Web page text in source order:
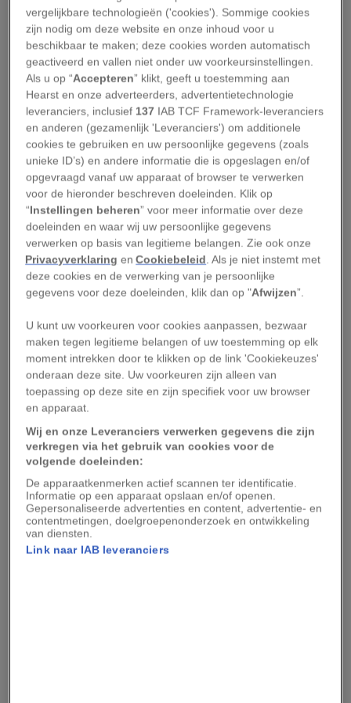
en 25 april)
Een van de uitgebreidste feesten van de
Middeleeuwenwerd in april gevierd: Pasen. De
herdenking van de wederopstanding van
Christus stond centraal in het kerkelijke leven.
Het was dan ook vanzelfsprekend dat er met dit
feest elk jaar groots werd uitgepakt.
Leestip:Reizen in de Middeleeuwen: ‘Er was veel
nieuwsgierigheid naar de buitenwereld’
De vastentijd, de veertig dagen voorafgaand aan
Pasen, was erg belangrijk. In deze periode mocht
genuttigd. Des te meer reden om tijdens het
paasfeest rijkelijk te eten en te drinken. In
stedenenkastelenwerden grote banketten
gehouden, terwijl kerken volstroomden voor
missen en processies.
2. Kerstmis (25 december)
Een feestdag die zowel in de Middeleeuwen als
nu tot de belangrijkste binnen het christendom
behoort, is Kerstmis. In de Vroege
vergelijkbare technologieën ('cookies'). Sommige cookies
zijn nodig om deze website en onze inhoud voor u
beschikbaar te maken; deze cookies worden automatisch
geactiveerd en vallen niet onder uw voorkeursinstellingen.
Als u op “Accepteren” klikt, geeft u toestemming aan
Hearst en onze adverteerders, advertentietechnologie
leveranciers, inclusief 137 IAB TCF Framework-leveranciers
en anderen (gezamenlijk 'Leveranciers') om additionele
cookies te gebruiken en uw persoonlijke gegevens (zoals
unieke ID’s) en andere informatie die is opgeslagen en/of
opgevraagd vanaf uw apparaat of browser te verwerken
voor de hieronder beschreven doeleinden. Klik op
“Instellingen beheren” voor meer informatie over deze
doeleinden en waar wij uw persoonlijke gegevens
verwerken op basis van legitieme belangen. Zie ook onze
Privacyverklaring enCookiebeleid. Als je niet instemt met
deze cookies en de verwerking van je persoonlijke
gegevens voor deze doeleinden, klik dan op "Afwijzen”.
U kunt uw voorkeuren voor cookies aanpassen, bezwaar
maken tegen legitieme belangen of uw toestemming op elk
moment intrekken door te klikken op de link 'Cookiekeuzes'
onderaan deze site. Uw voorkeuren zijn alleen van
toepassing op deze site en zijn specifiek voor uw browser
en apparaat.
Wij en onze Leveranciers verwerken gegevens die zijn
verkregen via het gebruik van cookies voor de
volgende doeleinden:
De apparaatkenmerken actief scannen ter identificatie.
Informatie op een apparaat opslaan en/of openen.
Gepersonaliseerde advertenties en content, advertentie- en
contentmetingen, doelgroepenonderzoek en ontwikkeling
van diensten.
Link naar IAB leveranciers